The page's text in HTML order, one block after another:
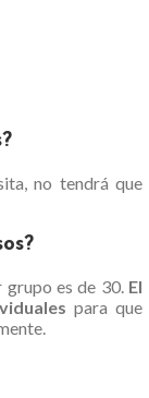
no tendrá que
es de 30. El
para que